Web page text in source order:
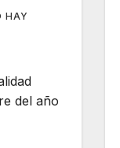
HAY
del año